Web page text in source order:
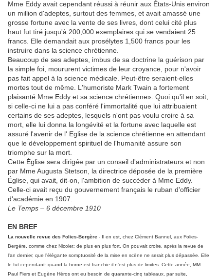
Mme Eddy avait cependant réussi à réunir aux États-Unis environ
un million d'adeptes, surtout des femmes, et avait amassé une
grosse fortune avec la vente de ses livres, dont celui cité plus
haut fut tiré jusqu'à 200,000 exemplaires qui se vendaient 25
francs. Elle demandait aux prosélytes 1,500 francs pour les
instruire dans la science chrétienne.
Beaucoup de ses adeptes, imbus de sa doctrine la guérison par
la simple foi, moururent victimes de leur croyance, pour n'avoir
pas fait appel à la science médicale. Peut-être seraient-elles
mortes tout de même. L'humoriste Mark Twain a fortement
plaisanté Mme Eddy et sa science chrétienne». Quoi qu'il en soit,
si celle-ci ne lui a pas conféré l'immortalité que lui attribuaient
certains de ses adeptes, lesquels n'ont pas voulu croire à sa
mort, elle lui donna la longévité et la fortune avec laquelle est
assuré l'avenir de l' Eglise de la science chrétienne en attendant
que le développement spirituel de l'humanité assure son
triomphe sur la mort.
Cette Église sera dirigée par un conseil d'administrateurs et non
par Mme Augusta Stetson, la directrice déposée de la première
Église, qui avait, dit-on, l'ambition de succéder à Mme Eddy.
Celle-ci avait reçu du gouvernement français le ruban d'officier
d'académie en 1907.
Le Temps – 6 décembre 1910
EN BREF
La nouvelle revue des Folies-Bergère - Il en est, chez Clément Bannel, aux Folies-
Bergère, comme chez Nicolet: de plus en plus fort. On pouvait croire, après la revue de
l'an dernier, que l'élégante somptuosité de la mise en scène ne serait plus dépassée. Elle
le fut cependant: quand la borne est franchie il n'est plus de limites. Cette année, MM.
Paul Fiers et Eugène Héros ont eu besoin de quarante-cinq tableaux, par suite,